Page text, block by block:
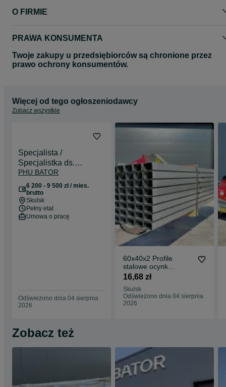
O FIRMIE
PRAWA KONSUMENTA
Twoje zakupy u przedsiębiorców są chronione przez
prawo ochrony konsumentów.
Więcej od tego ogłoszeniodawcy
Zobacz wszystkie
Specjalista /
Specjalistka ds.
administracyjno-
księgowych
PHU BATOR
6 200 - 9 500 zł / mies.
brutto
Skulsk
Pełny etat
Umowa o pracę
Odświeżono dnia 04 sierpnia
2026
60x40x2 Profile
stalowe ocynk
zamknięte rury łaty
ogrodzenie słupy
16,68 zł
Skulsk
Odświeżono dnia 04 sierpnia
2026
Zobacz też